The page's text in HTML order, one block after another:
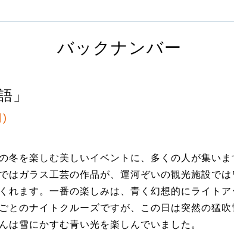
バックナンバー
」
)
冬を楽しむ美しいイベントに、多くの人が集いま
はガラス工芸の作品が、運河ぞいの観光施設で
れます。一番の楽しみは、青く幻想的にライト
とのナイトクルーズですが、この日は突然の猛
は雪にかすむ青い光を楽しんでいました。